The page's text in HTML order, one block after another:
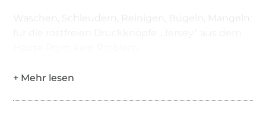
Waschen, Schleudern, Reinigen, Bügeln, Mangeln: